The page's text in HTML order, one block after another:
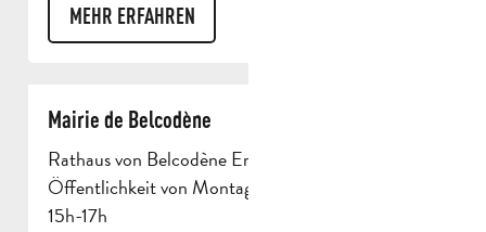
MEHR ERFAHREN
Mairie de Belcodène
Rathaus von Belcodène Empfang der
Öffentlichkeit von Montag bis Freitag: 9h-12h /
15h-17h